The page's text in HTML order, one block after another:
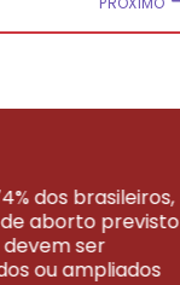
dos brasileiros,
aborto previsto
ser
ou ampliados